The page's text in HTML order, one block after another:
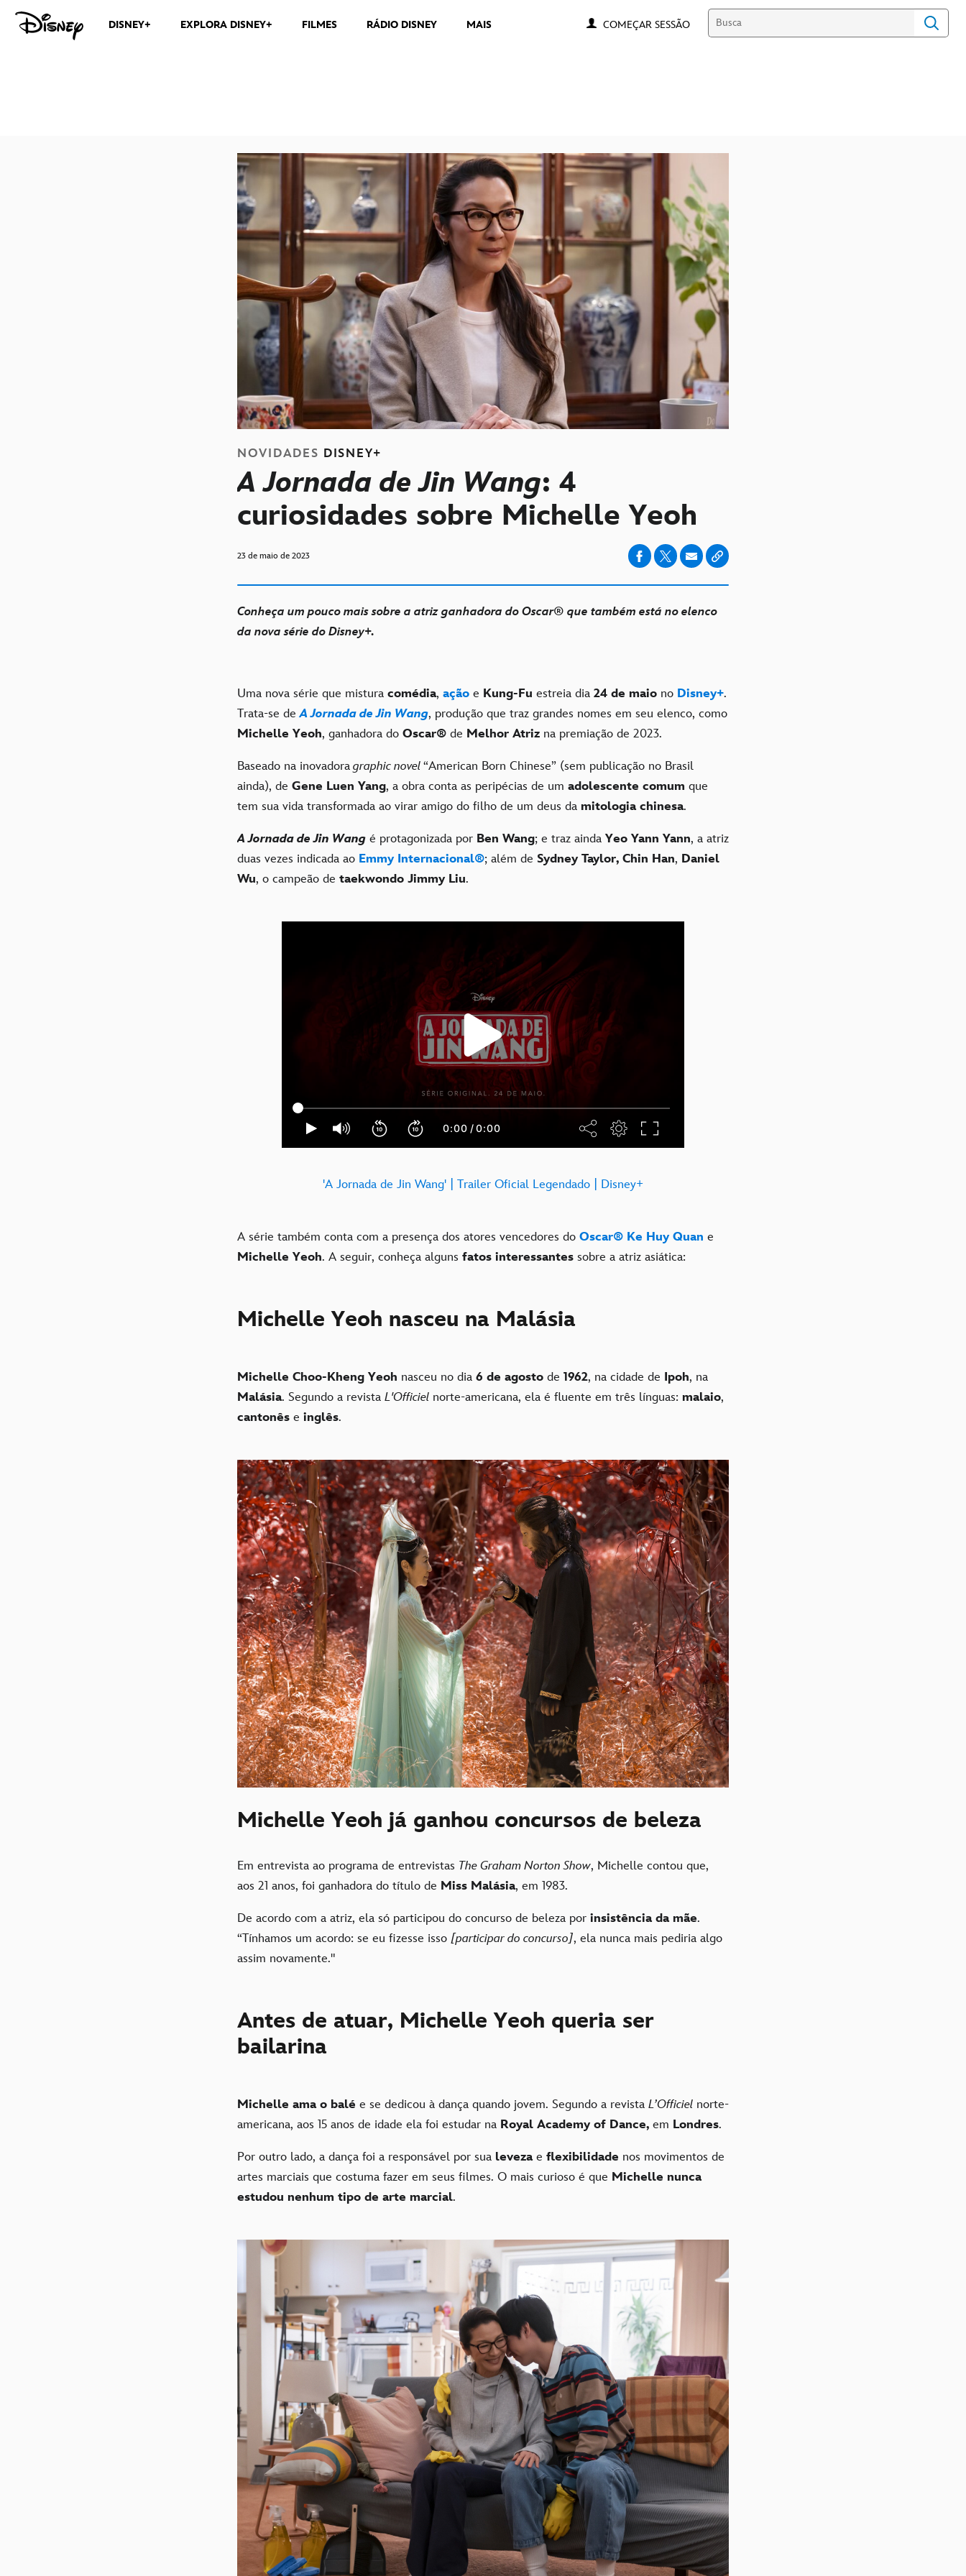
DISNEY+ EXPLORA DISNEY+ FILMES RÁDIO DISNEY MAIS COMEÇAR SESSÃO
NOVIDADES DISNEY+
A Jornada de Jin Wang: 4
curiosidades sobre Michelle Yeoh
23 de maio de 2023
Conheça um pouco mais sobre a atriz ganhadora do Oscar® que também está no elenco
da nova série do Disney+.
Uma nova série que mistura comédia, ação e Kung-Fu estreia dia 24 de maio no Disney+.
Trata-se deA Jornada de Jin Wang, produção que traz grandes nomes em seu elenco, como
Michelle Yeoh, ganhadora do Oscar® de Melhor Atriz na premiação de 2023.
Baseado na inovadora graphic novel “American Born Chinese” (sem publicação no Brasil
ainda), de Gene Luen Yang, a obra conta as peripécias de um adolescente comum que
tem sua vida transformada ao virar amigo do filho de um deus da mitologia chinesa.
A Jornada de Jin Wang é protagonizada por Ben Wang; e traz ainda Yeo Yann Yann, a atriz
duas vezes indicada ao Emmy Internacional®; além de Sydney Taylor, Chin Han, Daniel
Wu, o campeão de taekwondo Jimmy Liu.
'A Jornada de Jin Wang' | Trailer Oficial Legendado | Disney+
A série também conta com a presença dos atores vencedores do Oscar® Ke Huy Quan e
Michelle Yeoh. A seguir, conheça alguns fatos interessantes sobre a atriz asiática:
Michelle Yeoh nasceu na Malásia
Michelle Choo-Kheng Yeoh nasceu no dia 6 de agosto de 1962, na cidade de Ipoh, na
Malásia. Segundo a revista L'Officiel norte-americana, ela é fluente em três línguas: malaio,
cantonês e inglês.
Michelle Yeoh já ganhou concursos de beleza
Em entrevista ao programa de entrevistas The Graham Norton Show, Michelle contou que,
aos 21 anos, foi ganhadora do título de Miss Malásia, em 1983.
De acordo com a atriz, ela só participou do concurso de beleza por insistência da mãe.
“Tínhamos um acordo: se eu fizesse isso [participar do concurso], ela nunca mais pediria algo
assim novamente."
Antes de atuar, Michelle Yeoh queria ser
bailarina
Michelle ama o balé e se dedicou à dança quando jovem. Segundo a revista L’Officiel norte-
americana, aos 15 anos de idade ela foi estudar na Royal Academy of Dance, em Londres.
Por outro lado, a dança foi a responsável por sua leveza e flexibilidade nos movimentos de
artes marciais que costuma fazer em seus filmes. O mais curioso é que Michelle nunca
estudou nenhum tipo de arte marcial.